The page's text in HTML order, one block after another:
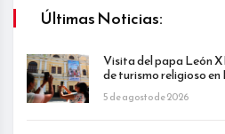
Últimas Noticias:
Visita del papa León
de turismo religioso en
5 de agosto de 2026